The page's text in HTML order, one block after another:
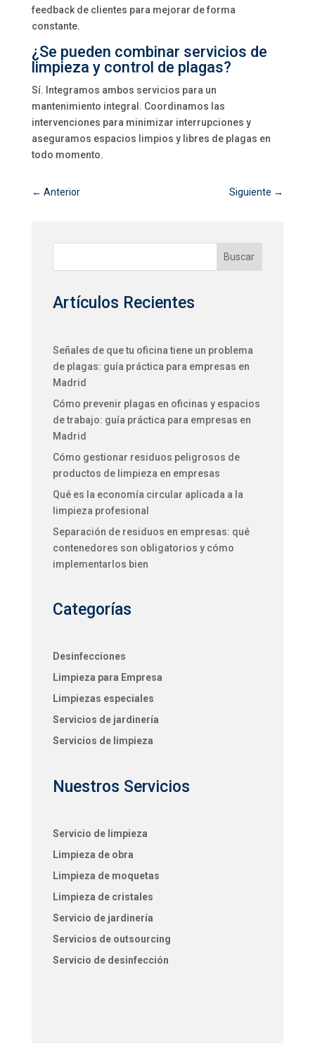
feedback de clientes para mejorar de forma
constante.
¿Se pueden combinar servicios de
limpieza y control de plagas?
Sí. Integramos ambos servicios para un
mantenimiento integral. Coordinamos las
intervenciones para minimizar interrupciones y
aseguramos espacios limpios y libres de plagas en
todo momento.
← Anterior Siguiente →
Buscar
Artículos Recientes
Señales de que tu oficina tiene un problema
de plagas: guía práctica para empresas en
Madrid
Cómo prevenir plagas en oficinas y espacios
de trabajo: guía práctica para empresas en
Madrid
Cómo gestionar residuos peligrosos de
productos de limpieza en empresas
Qué es la economía circular aplicada a la
limpieza profesional
Separación de residuos en empresas: qué
contenedores son obligatorios y cómo
implementarlos bien
Categorías
Desinfecciones
Limpieza para Empresa
Limpiezas especiales
Servicios de jardinería
Servicios de limpieza
Nuestros Servicios
Servicio de limpieza
Limpieza de obra
Limpieza de moquetas
Limpieza de cristales
Servicio de jardinería
Servicios de outsourcing
Servicio de desinfección